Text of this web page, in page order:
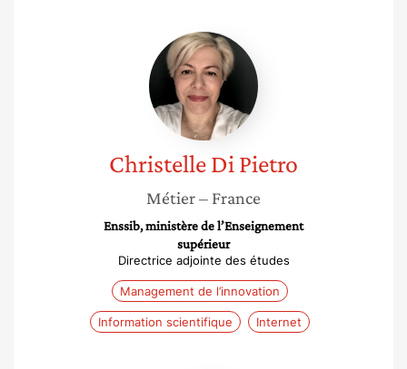
Christelle
Pietro
ChristelleDi Pietro
Métier– France
Enssib, ministère de l’Enseignement
supérieur
Directrice adjointe des études
Management de l’innovation
Information scientifique Internet